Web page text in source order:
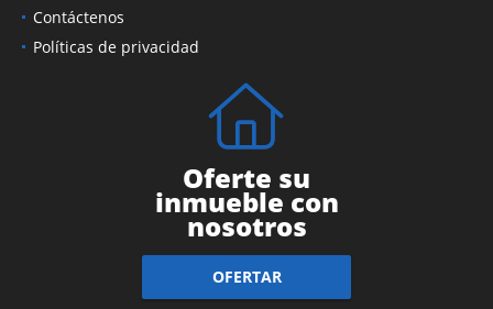
Contáctenos
Políticas de privacidad
Oferte su
inmueble con
nosotros
OFERTAR